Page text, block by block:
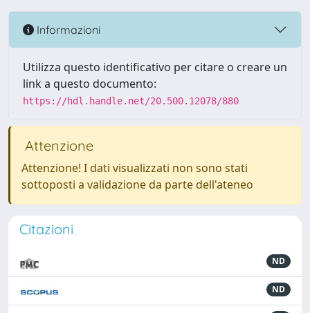
Informazioni
Utilizza questo identificativo per citare o creare un
link a questo documento:
https://hdl.handle.net/20.500.12078/880
Attenzione
Attenzione! I dati visualizzati non sono stati
sottoposti a validazione da parte dell'ateneo
Citazioni
ND
ND